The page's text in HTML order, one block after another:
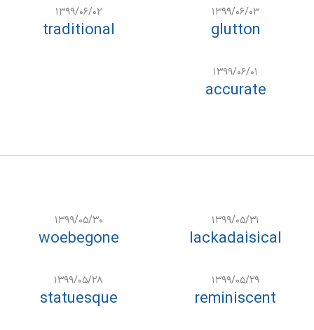
۱۳۹۹/۰۶/۰۳
glutton
۱۳۹۹/۰۶/۰۲
traditional
۱۳۹۹/۰۶/۰۱
accurate
۱۳۹۹/۰۵/۳۱
lackadaisical
۱۳۹۹/۰۵/۳۰
woebegone
۱۳۹۹/۰۵/۲۹
reminiscent
۱۳۹۹/۰۵/۲۸
statuesque